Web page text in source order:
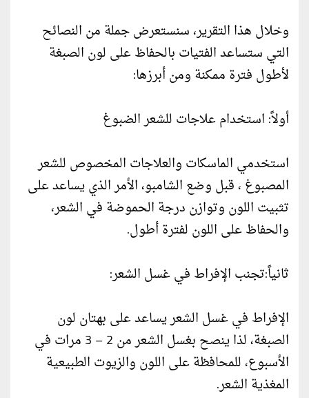
وخلال هذا التقرير، سنستعرض جملة من النصائح
التي ستساعد الفتيات بالحفاظ على لون الصبغة
لأطول فترة ممكنة ومن أبرزها:
أولاً: استخدام علاجات للشعر الضبوغ
استخدمي الماسكات والعلاجات المخصوص للشعر
المصبوغ ، قبل وضع الشامبو، الأمر الذي يساعد على
تثبيت اللون وتوازن درجة الحموضة في الشعر،
والحفاظ على اللون لفترة أطول.
ثانياً:تجنب الإفراط في غسل الشعر:
الإفراط في غسل الشعر يساعد على بهتان لون
الصبغة، لذا ينصح بغسل الشعر من 2 – 3 مرات في
الأسبوع، للمحافظة على اللون والزيوت الطبيعية
المغذية الشعر.